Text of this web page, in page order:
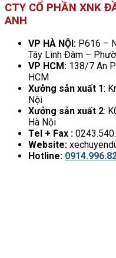
CTY CỔ PHẦN XNK
ANH
VP HÀ NỘI: P616 –
Tây Linh Đàm –
VP HCM: 138/7 An
HCM
Xưởng sản xuất 1:
Nội
Xưởng sản xuất 2:
Hà Nội
Tel + Fax :
Website:
Hotline: